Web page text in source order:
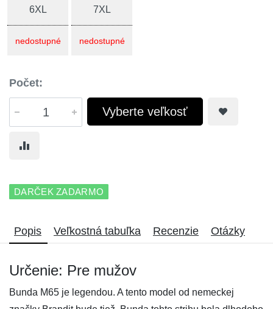
6XL
nedostupné
7XL
nedostupné
Počet:
Vyberte veľkosť
DARČEK ZADARMO
Popis Veľkostná tabuľka Recenzie Otázky
Určenie: Pre mužov
Bunda M65 je legendou. A tento model od nemeckej